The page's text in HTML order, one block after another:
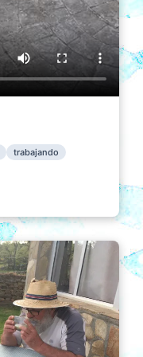
trabajando